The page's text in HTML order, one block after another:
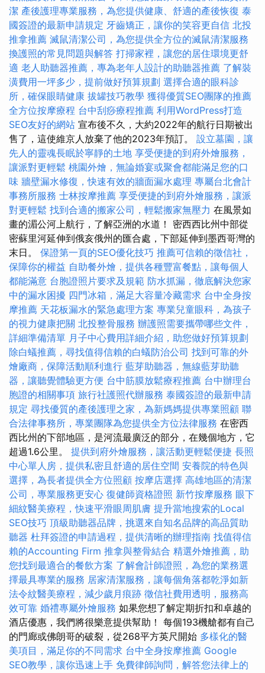
潔 產後護理專業服務，為您提供健康、舒適的產後恢復 泰
國簽證的最新申請規定 牙齒矯正，讓你的笑容更自信 北投
推拿推薦 滅鼠清潔公司，為您提供全方位的滅鼠清潔服務
換護照的常見問題與解答 打掃家裡，讓您的居住環境更舒
適 老人助聽器推薦，專為老年人設計的助聽器推薦 了解裝
潢費用一坪多少，提前做好預算規劃 選擇合適的眼科診
所，確保眼睛健康 拔罐技巧教學 獲得優質SEO團隊的推薦
全方位按摩療程 台中刮痧療程推薦 利用WordPress打造
SEO友好的網站 宣布後不久，大約2022年的航行日期被出
售了，這使維京人放棄了他的2023年預訂。 設立墓園，讓
先人的靈魂長眠於寧靜的土地 享受便捷的到府外燴服務，
讓派對更輕鬆 桃園外燴，無論婚宴或聚會都能滿足您的口
味 牆壁漏水修復，快速有效的牆面漏水處理 專屬台北會計
事務所服務 士林按摩推薦 享受便捷的到府外燴服務，讓派
對更輕鬆 找到合適的搬家公司，輕鬆搬家無壓力 在風景如
畫的湄公河上航行，了解亞洲的水道！ 密西西比州中部從
密蘇里河延伸到俄亥俄州的匯合處，下部延伸到墨西哥灣的
末日。 保證第一頁的SEO優化技巧 推薦可信賴的徵信社，
保障你的權益 自助餐外燴，提供各種豐富餐點，讓每個人
都能滿意 台胞證照片要求及規範 防水抓漏，徹底解決您家
中的漏水困擾 四門冰箱，滿足大容量冷藏需求 台中全身按
摩推薦 天花板漏水的緊急處理方案 專業兒童眼科，為孩子
的視力健康把關 北投整骨服務 辦護照需要攜帶哪些文件，
詳細準備清單 月子中心費用詳細介紹，助您做好預算規劃
除白蟻推薦，尋找值得信賴的白蟻防治公司 找到可靠的外
燴廠商，保障活動順利進行 藍芽助聽器，無線藍芽助聽
器，讓聽覺體驗更方便 台中筋膜放鬆療程推薦 台中辦理台
胞證的相關事項 旅行社護照代辦服務 泰國簽證的最新申請
規定 尋找優質的產後護理之家，為新媽媽提供專業照顧 聯
合法律事務所，專業團隊為您提供全方位法律服務 在密西
西比州的下部地區，是河流最廣泛的部分，在幾個地方，它
超過1.6公里。 提供到府外燴服務，讓活動更輕鬆便捷 長照
中心單人房，提供私密且舒適的居住空間 安養院的特色與
選擇，為長者提供全方位照顧 按摩店選擇 高雄地區的清潔
公司，專業服務更安心 復健師資格證照 新竹按摩服務 眼下
細紋醫美療程，快速平滑眼周肌膚 提升當地搜索的Local
SEO技巧 頂級助聽器品牌，挑選來自知名品牌的高品質助
聽器 杜拜簽證的申請過程，提供清晰的辦理指南 找值得信
賴的Accounting Firm 推拿與整骨結合 精選外燴推薦，助
您找到最適合的餐飲方案 了解會計師證照，為您的業務選
擇最具專業的服務 居家清潔服務，讓每個角落都乾淨如新
法令紋醫美療程，減少歲月痕跡 徵信社費用透明，服務高
效可靠 婚禮專屬外燴服務 如果您想了解定期折扣和卓越的
酒店優惠，我們將很樂意提供幫助！ 每個193機艙都有自己
的門廊或佛朗哥的破裂，從268平方英尺開始 多樣化的醫
美項目，滿足你的不同需求 台中全身按摩推薦 Google
SEO教學，讓你迅速上手 免費律師詢問，解答您法律上的